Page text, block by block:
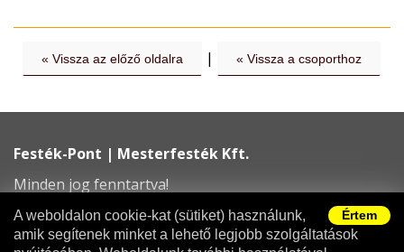
Értem
A weboldalon cookie-kat (sütiket) használunk,
amik segítenek minket a lehető legjobb szolgáltatások
« Vissza az előző oldalra | « Vissza a csoporthoz
Festék-Pont | Mesterfesték Kft.
Minden jog fenntartva!
Adatvédelem